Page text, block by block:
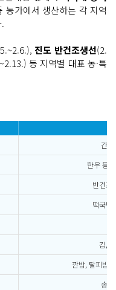
농가에서 생산하는 각 지역
진도 반건조생선(2.
등 지역별 대표 농·특
간장
한우 등
반건조
떡국떡
김,
깐밤, 탈피밤,
송이